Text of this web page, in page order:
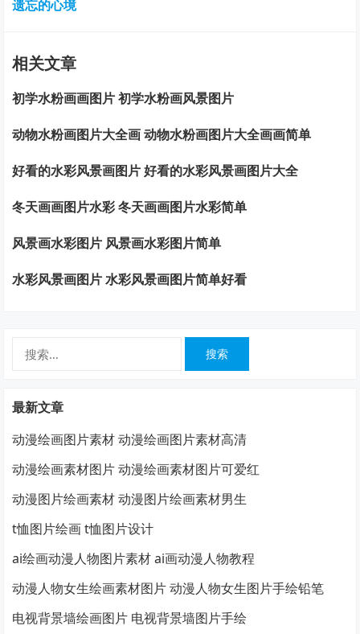
遗忘的心境
相关文章
初学水粉画画图片 初学水粉画风景图片
动物水粉画图片大全画 动物水粉画图片大全画画简单
好看的水彩风景画图片 好看的水彩风景画图片大全
冬天画画图片水彩 冬天画画图片水彩简单
风景画水彩图片 风景画水彩图片简单
水彩风景画图片 水彩风景画图片简单好看
最新文章
动漫绘画图片素材 动漫绘画图片素材高清
动漫绘画素材图片 动漫绘画素材图片可爱红
动漫图片绘画素材 动漫图片绘画素材男生
t恤图片绘画 t恤图片设计
ai绘画动漫人物图片素材 ai画动漫人物教程
动漫人物女生绘画素材图片 动漫人物女生图片手绘铅笔
电视背景墙绘画图片 电视背景墙图片手绘